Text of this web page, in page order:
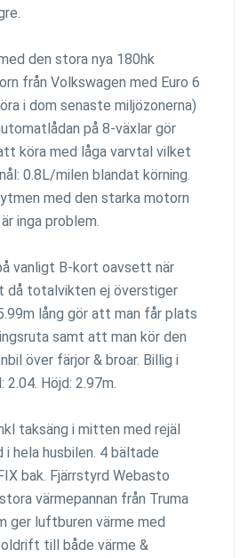
den stora nya 180hk
från Volkswagen med Euro 6
i dom senaste miljözonerna)
på 8-växlar gör
köra med låga varvtal vilket
0.8L/milen blandat körning.
med den starka motorn
inga problem.
vanligt B-kort oavsett när
då totalvikten ej överstiger
lång gör att man får plats
samt att man kör den
över färjor & broar. Billig i
Höjd: 2.97m.
taksäng i mitten med rejäl
hela husbilen. 4 bältade
bak. Fjärrstyrd Webasto
värmepannan från Truma
ger luftburen värme med
till både värme &